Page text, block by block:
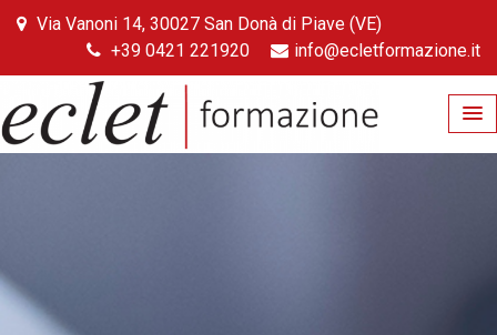
Skip
Via Vanoni 14, 30027 San Donà di Piave (VE)
+39 0421 221920
info@ecletformazione.it